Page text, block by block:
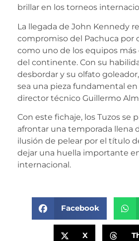
brillar en los torneos
La llegada de John Kennedy
compromiso del Pachuca por
como uno de los equipos
del continente. Con su
desbordar y su olfato
sea una pieza fundamental
director técnico Guillermo
Con este fichaje, los Tuzos se
afrontar una temporada llena
ilusión de pelear por el título
dejar una huella importante
internacional.
Facebook
X